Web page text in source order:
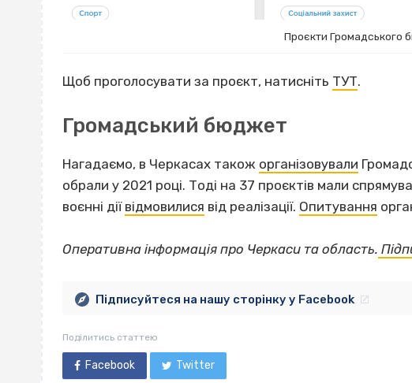
Проєкти Громадського
Щоб проголосувати за проєкт, натисніть ТУТ.
Громадський бюджет
Нагадаємо, в Черкасах також організовували
обрали у 2021 році. Тоді на 37 проєктів мали
воєнні дії відмовилися від реалізації. Опитування
Оперативна інформація про Черкаси та область.
Підписуйтеся на нашу сторінку у Facebook
Поділитись статтею
Facebook Twitter